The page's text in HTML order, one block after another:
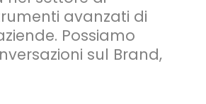
avanzati di
Possiamo
sul Brand,